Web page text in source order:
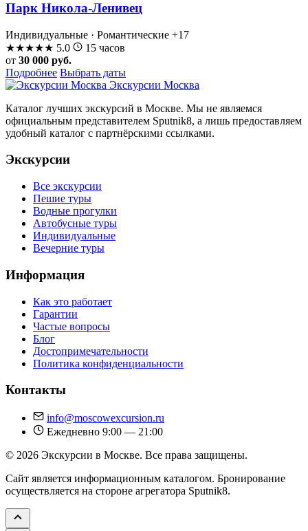
Парк Никола-Ленивец
Индивидуальные · Романтические +17
★★★★★ 5.0
15 часов
от 30 000 руб.
Подробнее Выбрать даты
Экскурсии Москва
Каталог лучших экскурсий в Москве. Мы не являемся
официальным представителем Sputnik8, а лишь предоставляем
удобный каталог с партнёрскими ссылками.
Экскурсии
Все экскурсии
Пешие туры
Водные прогулки
Автобусные туры
Индивидуальные
Вечерние туры
Информация
Как это работает
Гарантии
Частые вопросы
Блог
Достопримечательности
Политика конфиденциальности
Контакты
info@moscowexcursion.ru
Ежедневно 9:00 — 21:00
© 2026 Экскурсии в Москве. Все права защищены.
Сайт является информационным каталогом. Бронирование
осуществляется на стороне агрегатора Sputnik8.